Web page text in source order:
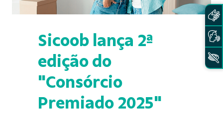
Sicoob lança 2ª
edição do
"Consórcio
Premiado 2025"